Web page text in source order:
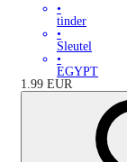
•
tinder
•
Sleutel
•
EGYPT
1.99 EUR